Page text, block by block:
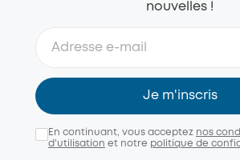
nouvelles !
Je m'inscris
En continuant, vous acceptez nos
d'utilisation et notre politique de